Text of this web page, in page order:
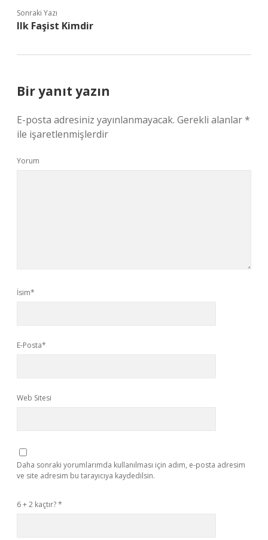
Sonraki Yazı
Ilk Faşist Kimdir
Bir yanıt yazın
E-posta adresiniz yayınlanmayacak. Gerekli alanlar*
ile işaretlenmişlerdir
Yorum
İsim*
E-Posta*
Web Sitesi
Daha sonraki yorumlarımda kullanılması için adım, e-posta adresim
ve site adresim bu tarayıcıya kaydedilsin.
6 + 2 kaçtır?*